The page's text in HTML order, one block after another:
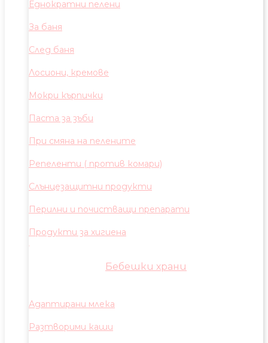
Еднократни пелени
За баня
След баня
Лосиони, кремове
Мокри кърпички
Паста за зъби
При смяна на пелените
Репеленти ( против комари)
Слънцезащитни продукти
Перилни и почистващи препарати
Продукти за хигиена
Бебешки храни
Адаптирани млека
Разтворими каши